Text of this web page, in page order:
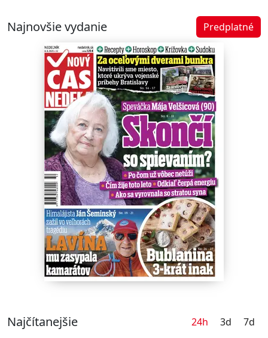
Najnovšie vydanie Predplatné
Najčítanejšie 24h 3d
7d